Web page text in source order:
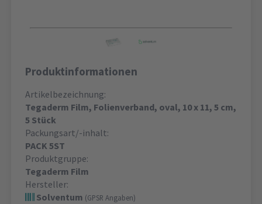
Produktinformationen
Artikelbezeichnung:
Tegaderm Film, Folienverband, oval, 10 x 11, 5 cm,
5 Stück
Packungsart/-inhalt:
PACK 5ST
Produktgruppe:
Tegaderm Film
Hersteller:
Solventum (GPSR Angaben)